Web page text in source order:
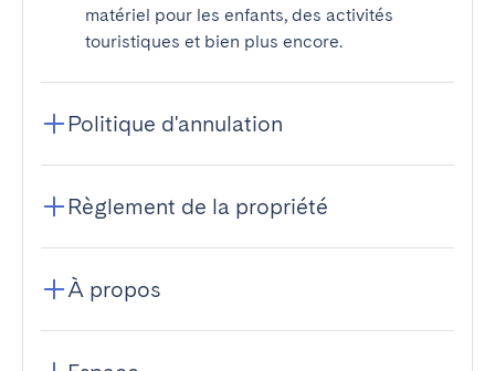
matériel pour les enfants, des activités
touristiques et bien plus encore.
Politique d'annulation
Règlement de la propriété
À propos